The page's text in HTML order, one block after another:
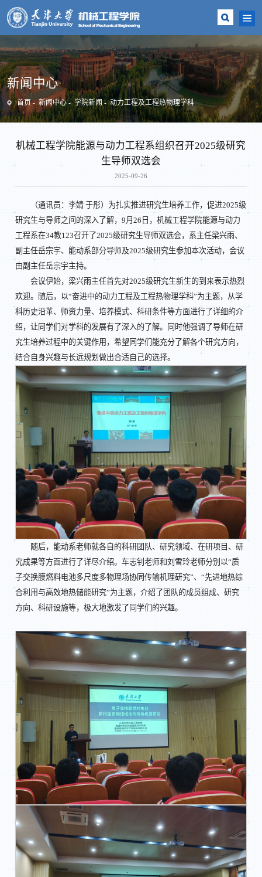
新闻中心
首页 新闻中心 学院新闻 动力工程及工程热物理学科
机械工程学院能源与动力工程系组织召开2025级研究
生导师双选会
2025-09-26
（通讯员：李婧 于彤）为扎实推进研究生培养工作，促进2025级
研究生与导师之间的深入了解，9月26日，机械工程学院能源与动力
工程系在34教123召开了2025级研究生导师双选会，系主任梁兴雨、
副主任岳宗宇、能动系部分导师及2025级研究生参加本次活动，会议
由副主任岳宗宇主持。
会议伊始，梁兴雨主任首先对2025级研究生新生的到来表示热烈
欢迎。随后，以“奋进中的动力工程及工程热物理学科”为主题，从学
科历史沿革、师资力量、培养模式、科研条件等方面进行了详细的介
绍，让同学们对学科的发展有了深入的了解。同时他强调了导师在研
究生培养过程中的关键作用，希望同学们能充分了解各个研究方向，
结合自身兴趣与长远规划做出合适自己的选择。
随后，能动系老师就各自的科研团队、研究领域、在研项目、研
究成果等方面进行了详尽介绍。车志钊老师和刘雪玲老师分别以“质
子交换膜燃料电池多尺度多物理场协同传输机理研究”、“先进地热综
合利用与高效地热储能研究”为主题，介绍了团队的成员组成、研究
方向、科研设施等，极大地激发了同学们的兴趣。